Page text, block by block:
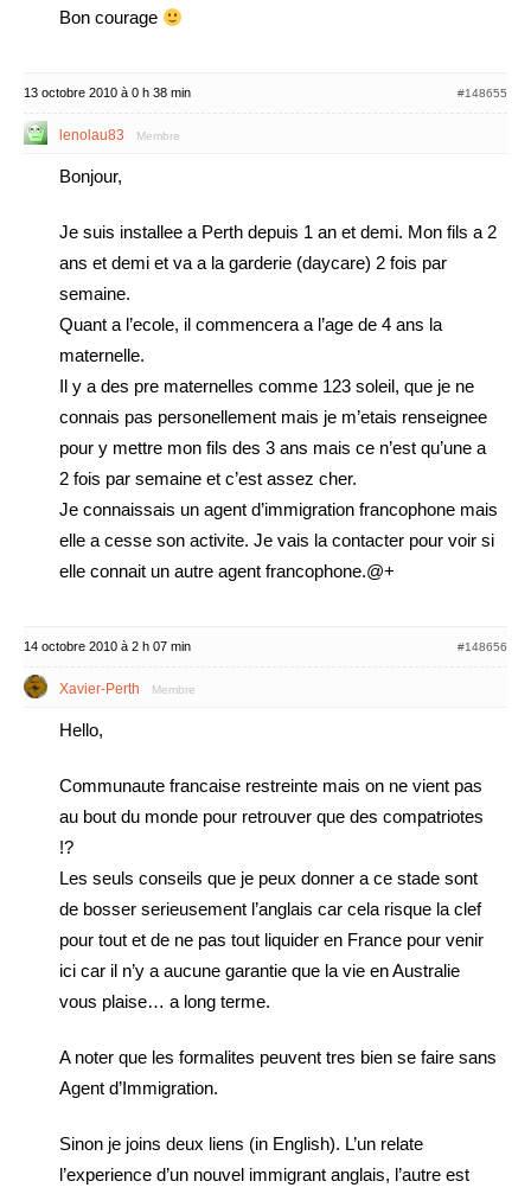
Bon courage
13 octobre 2010 à 0 h 38 min #148655
lenolau83 Membre
Bonjour,
Je suis installee a Perth depuis 1 an et demi. Mon fils a 2
ans et demi et va a la garderie (daycare) 2 fois par
semaine.
Quant a l’ecole, il commencera a l’age de 4 ans la
maternelle.
Il y a des pre maternelles comme 123 soleil, que je ne
connais pas personellement mais je m’etais renseignee
pour y mettre mon fils des 3 ans mais ce n’est qu’une a
2 fois par semaine et c’est assez cher.
Je connaissais un agent d’immigration francophone mais
elle a cesse son activite. Je vais la contacter pour voir si
elle connait un autre agent francophone.@+
14 octobre 2010 à 2 h 07 min #148656
Xavier-Perth Membre
Hello,
Communaute francaise restreinte mais on ne vient pas
au bout du monde pour retrouver que des compatriotes
!?
Les seuls conseils que je peux donner a ce stade sont
de bosser serieusement l’anglais car cela risque la clef
pour tout et de ne pas tout liquider en France pour venir
ici car il n’y a aucune garantie que la vie en Australie
vous plaise… a long terme.
A noter que les formalites peuvent tres bien se faire sans
Agent d’Immigration.
Sinon je joins deux liens (in English). L’un relate
l’experience d’un nouvel immigrant anglais, l’autre est